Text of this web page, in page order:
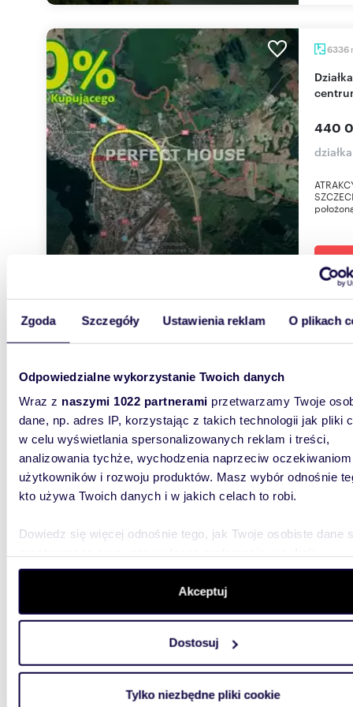
Zgoda Szczegóły Ustawienia reklam O plikach
Odpowiedzialne wykorzystanie Twoich danych
Wraz z naszymi 1022 partnerami przetwarzamy Twoje
dane, np. adres IP, korzystając z takich technologii jak pliki
w celu wyświetlania spersonalizowanych reklam i treści,
analizowania tychże, wychodzenia naprzeciw oczekiwaniom
użytkowników i rozwoju produktów. Masz wybór odnośnie
kto używa Twoich danych i w jakich celach to robi.
Dowiedz się więcej odnośnie tego, jak Twoje osobiste dane
szczegółów. W Deklaracji plików cookie możesz zmienić
wycofać swoją zgodę w dowolnej chwili.
aby oferować funkcje społecznościowe i analizować ruch w
witrynie. Informacje o tym, jak korzystasz z naszej witryny,
analitycznym. Partnerzy mogą połączyć te informacje z
Akceptuj
Dostosuj
Tylko niezbędne pliki cookie
6336
Działka inwestycyjna 6336 m² z budynkami w
440
1 915
Mamy
2500